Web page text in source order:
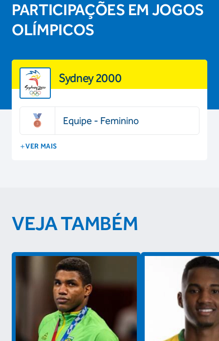
PARTICIPAÇÕES EM JOGOS
OLÍMPICOS
Sydney 2000
Equipe - Feminino
VER MAIS
VEJA TAMBÉM